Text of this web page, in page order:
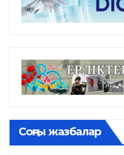
Соңғы жазбалар